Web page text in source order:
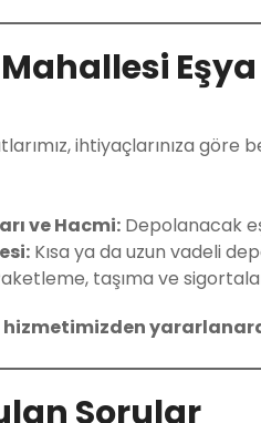
ihtiyaçlarınıza
ve Hacmi: Depolanacak
Kısa ya da uzun vadeli
taşıma ve
Sorular